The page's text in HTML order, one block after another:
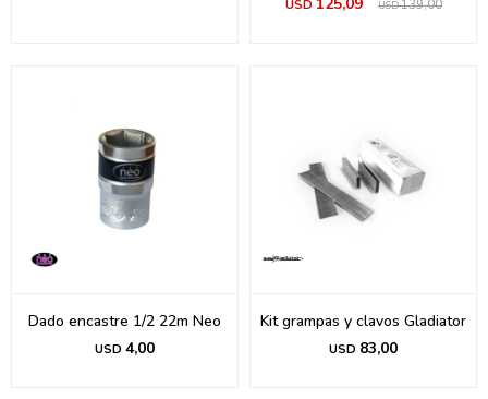
USD USD139,00
Dado encastre 1/2 22m Neo
USD 4,00
Kit grampas y clavos Gladiator
USD 83,00